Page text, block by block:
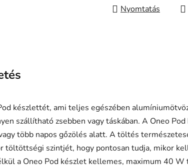
Nyomtatás
készlettét, ami teljes egészében
szállítható zsebben vagy táskában. A Oneo
több napos gőzölés alatt. A töltés
töltöttségi szintjét, hogy pontosan tudja, mikor
a Oneo Pod készlet kellemes, maximum 40